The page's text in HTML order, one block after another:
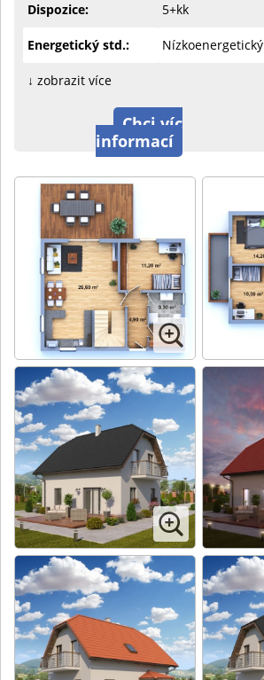
Dispozice: 5+kk
Energetický std.: Nízkoenergetický
↓ zobrazit více
Chci víc
informací